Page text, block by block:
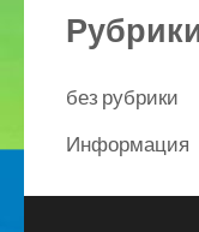
без рубрики
Информация